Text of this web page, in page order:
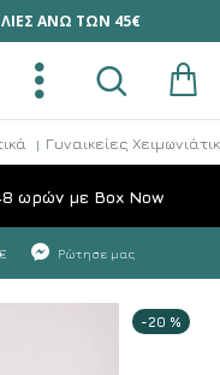
ΑΝΩ ΤΩΝ 45€
Γυναικείες
ωρών με Box Now
Ρώτησε μας
-20 %